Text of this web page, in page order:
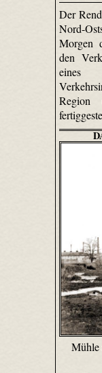
Der
Nord-
Morgen
den
Region
Mühle